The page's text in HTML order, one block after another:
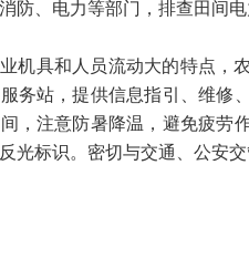
防、电力等部门，排查田间
机具和人员流动大的特点，
务站，提供信息指引、维修
，注意防暑降温，避免疲劳
光标识。密切与交通、公安